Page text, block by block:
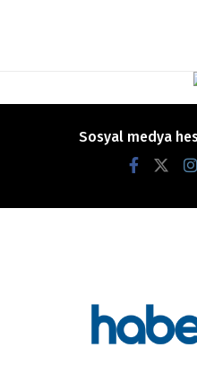
Sosyal medya